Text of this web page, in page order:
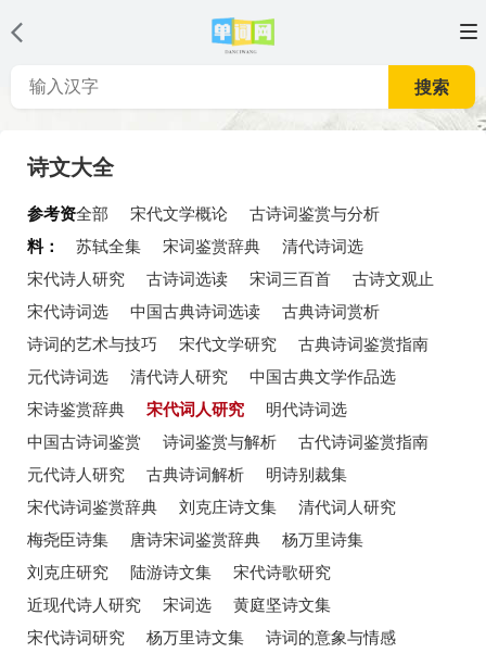
搜索
诗文大全
参考资
料：
全部 宋代文学概论
古诗词鉴赏与分析
苏轼全集
宋词鉴赏辞典
清代诗词选
宋代诗人研究
古诗词选读 宋词三百首
古诗文观止
宋代诗词选
中国古典诗词选读
古典诗词赏析
诗词的艺术与技巧
宋代文学研究
古典诗词鉴赏指南
元代诗词选
清代诗人研究
中国古典文学作品选
宋诗鉴赏辞典
宋代词人研究
明代诗词选
中国古诗词鉴赏
诗词鉴赏与解析
古代诗词鉴赏指南
元代诗人研究
古典诗词解析
明诗别裁集
宋代诗词鉴赏辞典
刘克庄诗文集
清代词人研究
梅尧臣诗集
唐诗宋词鉴赏辞典
杨万里诗集
刘克庄研究
陆游诗文集
宋代诗歌研究
近现代诗人研究
宋词选
黄庭坚诗文集
宋代诗词研究
杨万里诗文集
诗词的意象与情感